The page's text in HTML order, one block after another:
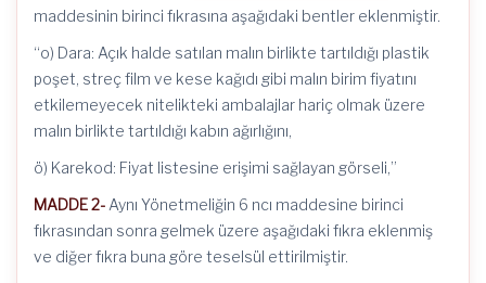
maddesinin birinci fıkrasına aşağıdaki bentler eklenmiştir.
“o) Dara: Açık halde satılan malın birlikte tartıldığı plastik
poşet, streç film ve kese kağıdı gibi malın birim fiyatını
etkilemeyecek nitelikteki ambalajlar hariç olmak üzere
malın birlikte tartıldığı kabın ağırlığını,
ö) Karekod: Fiyat listesine erişimi sağlayan görseli,”
MADDE 2- Aynı Yönetmeliğin 6 ncı maddesine birinci
fıkrasından sonra gelmek üzere aşağıdaki fıkra eklenmiş
ve diğer fıkra buna göre teselsül ettirilmiştir.